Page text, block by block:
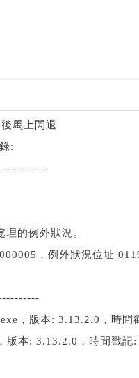
馬上閃退
:
的例外狀況。
，例外狀況位址
，版本: 3.13.2.0，時間
版本: 3.13.2.0，時間戳記: